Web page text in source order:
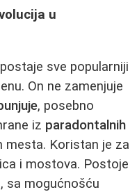
u
postaje sve popularniji
On ne zamenjuje
, posebno
iz paradontalnih
mesta. Koristan je za
i mostova. Postoje
sa mogućnošću